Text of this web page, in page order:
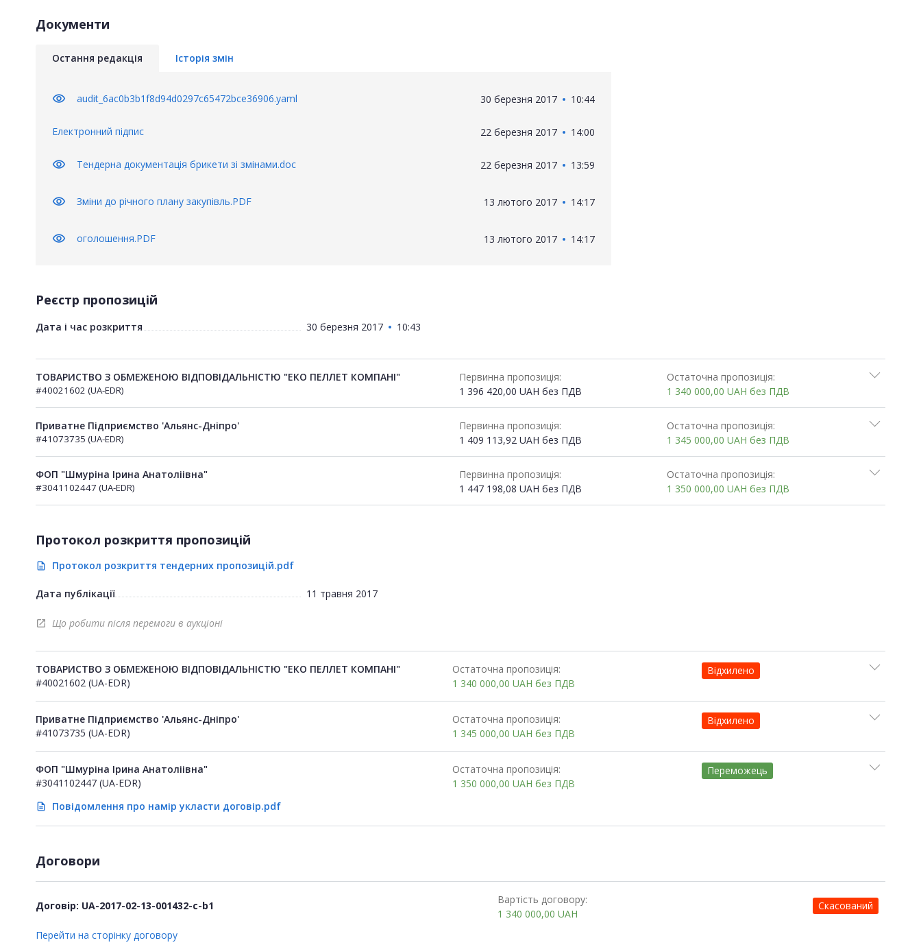
Документи
Остання редакція Історія змін
visibility audit_6ac0b3b1f8d94d0297c65472bce36906.yaml 30 березня 2017 10:44
Електронний підпис 22 березня 2017 14:00
visibility Тендерна документація брикети зі змінами.doc 22 березня 2017 13:59
visibility Зміни до річного плану закупівль.PDF 13 лютого 2017 14:17
visibility оголошення.PDF 13 лютого 2017 14:17
Реєстр пропозицій
Дата і час розкриття 30 березня 2017 10:43
ТОВАРИСТВО З ОБМЕЖЕНОЮ ВІДПОВІДАЛЬНІСТЮ "ЕКО ПЕЛЛЕТ КОМПАНІ"
#40021602 (UA-EDR)
Первинна пропозиція:
1 396 420,00 UAH без ПДВ
Остаточна пропозиція:
1 340 000,00UAHбез ПДВ
Приватне Підприємство 'Альянс-Дніпро'
#41073735 (UA-EDR)
Первинна пропозиція:
1 409 113,92 UAH без ПДВ
Остаточна пропозиція:
1 345 000,00UAHбез ПДВ
ФОП "Шмуріна Ірина Анатоліівна"
#3041102447 (UA-EDR)
Первинна пропозиція:
1 447 198,08 UAH без ПДВ
Остаточна пропозиція:
1 350 000,00UAHбез ПДВ
Протокол розкриття пропозицій
description Протокол розкриття тендерних пропозицій.pdf
Дата публікації 11 травня 2017
open_in_new Що робити після перемоги в аукціоні
ТОВАРИСТВО З ОБМЕЖЕНОЮ ВІДПОВІДАЛЬНІСТЮ "ЕКО ПЕЛЛЕТ КОМПАНІ"
#40021602 (UA-EDR)
Остаточна пропозиція:
1 340 000,00 UAH без ПДВ
Відхилено
Приватне Підприємство 'Альянс-Дніпро'
#41073735 (UA-EDR)
Остаточна пропозиція:
1 345 000,00 UAH без ПДВ
Відхилено
ФОП "Шмуріна Ірина Анатоліівна"
#3041102447 (UA-EDR)
description Повідомлення про намір укласти договір.pdf
Остаточна пропозиція:
1 350 000,00 UAH без ПДВ
Переможець
Договори
Договір: UA-2017-02-13-001432-c-b1
Вартість договору:
1 340 000,00 UAH
Скасований
Перейти на сторінку договору